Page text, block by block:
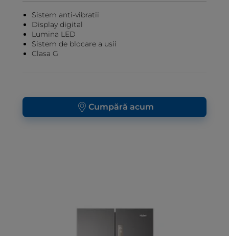
Sistem anti-vibratii
Display digital
Lumina LED
Sistem de blocare a usii
Clasa G
Cumpără acum